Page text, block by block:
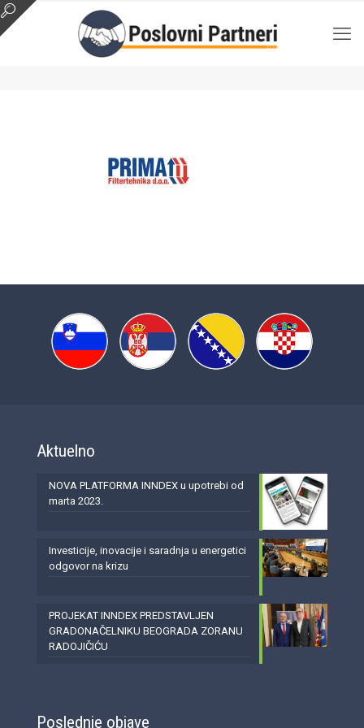
Aktuelno
NOVA PLATFORMA INNDEX u upotrebi od
marta 2023.
Investicije, inovacije i saradnja u energetici
odgovor na krizu
PROJEKAT INNDEX PREDSTAVLJEN
GRADONAČELNIKU BEOGRADA ZORANU
RADOJIČIĆU
Poslednje objave